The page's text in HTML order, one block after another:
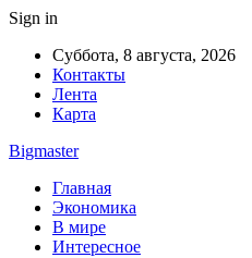
Sign in
Суббота, 8 августа, 2026
Контакты
Лента
Карта
Bigmaster
Главная
Экономика
В мире
Интересное